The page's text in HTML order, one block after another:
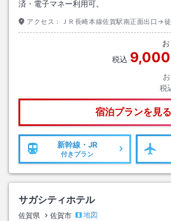
済・電子マネー利用可。
アクセス： ＪＲ長崎本線佐賀駅南正面出口→
税込 9,000
税
宿泊プランを見る
新幹線・JR
付きプラン
サガシティホテル
佐賀県 佐賀市
地図